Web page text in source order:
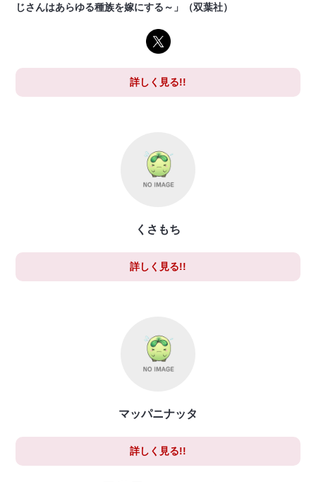
じさんはあらゆる種族を嫁にする～」（双葉社）
詳しく見る!!
くさもち
詳しく見る!!
マッパニナッタ
詳しく見る!!